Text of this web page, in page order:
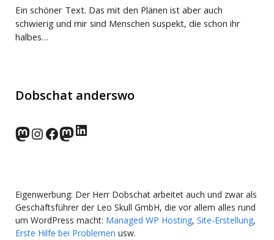
Ein schöner Text. Das mit den Plänen ist aber auch
schwierig und mir sind Menschen suspekt, die schon ihr
halbes…
Dobschat anderswo
norden.social
Instagram
Facebook
wp-punks.social
LinkedIn
Eigenwerbung: Der Herr Dobschat arbeitet auch und zwar als
Geschäftsführer der Leo Skull GmbH, die vor allem alles rund
um WordPress macht: Managed WP Hosting, Site-Erstellung,
Erste Hilfe bei Problemen usw.